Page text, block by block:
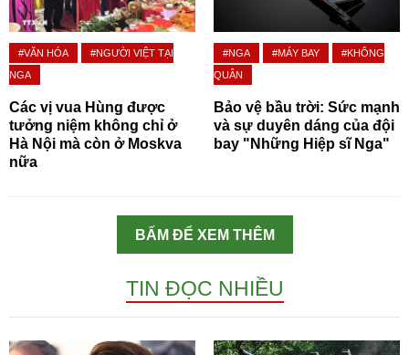
#VĂN HÓA
#NGƯỜI VIỆT TẠI
NGA
Các vị vua Hùng được
tưởng niệm không chỉ ở
Hà Nội mà còn ở Moskva
nữa
#NGA #MÁY BAY
#KHÔNG
QUÂN
Bảo vệ bầu trời: Sức mạnh
và sự duyên dáng của đội
bay "Những Hiệp sĩ Nga"
BẤM ĐỂ XEM THÊM
TIN ĐỌC NHIỀU